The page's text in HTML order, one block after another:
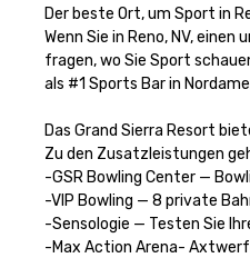
Der beste Ort, um Sport in
Wenn Sie in Reno, NV,
fragen, wo Sie Sport
als #1 Sports Bar in
Das Grand Sierra Resort
Zu den Zusatzleistungen
-GSR Bowling Center —
-VIP Bowling — 8 private
-Sensologie — Testen Sie
-Max Action Arena-